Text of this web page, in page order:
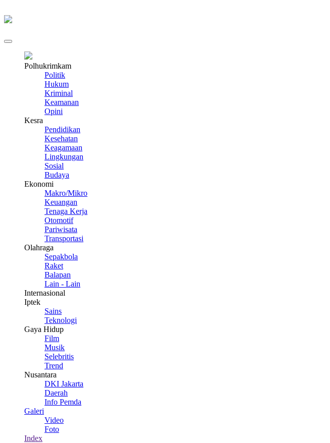
Polhukrimkam
Politik
Hukum
Kriminal
Keamanan
Opini
Kesra
Pendidikan
Kesehatan
Keagamaan
Lingkungan
Sosial
Budaya
Ekonomi
Makro/Mikro
Keuangan
Tenaga Kerja
Otomotif
Pariwisata
Transportasi
Olahraga
Sepakbola
Raket
Balapan
Lain - Lain
Internasional
Iptek
Sains
Teknologi
Gaya Hidup
Film
Musik
Selebritis
Trend
Nusantara
DKI Jakarta
Daerah
Info Pemda
Galeri
Video
Foto
Index